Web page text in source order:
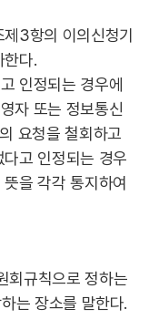
3항의 이의신청기
한다.
인정되는 경우에
자 또는 정보통신
요청을 철회하고
고 인정되는 경우
을 각각 통지하여
회규칙으로 정하는
는 장소를 말한다.